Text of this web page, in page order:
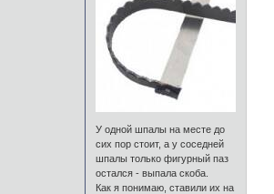
У одной шпалы на месте до
сих пор стоит, а у соседней
шпалы только фигурный паз
остался - выпала скоба.
Как я понимаю, ставили их на